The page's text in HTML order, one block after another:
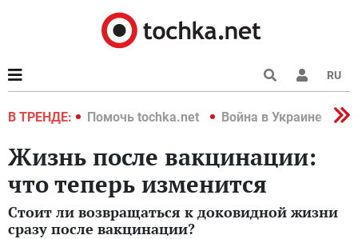
RU
В ТРЕНДЕ:
2022 Помочь tochka.net Война в Украине 2022
Жизнь после вакцинации:
что теперь изменится
Стоит ли возвращаться к доковидной жизни
сразу после вакцинации?